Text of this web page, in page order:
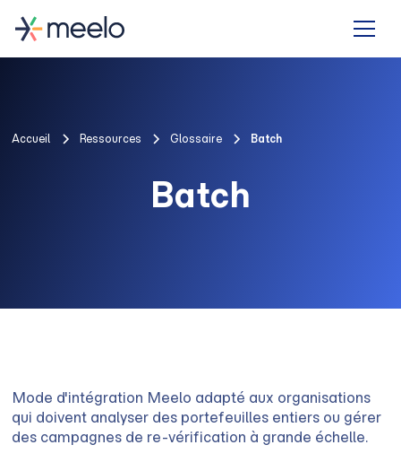
Accueil Ressources Glossaire Batch
Batch
Mode d'intégration Meelo adapté aux organisations
qui doivent analyser des portefeuilles entiers ou gérer
des campagnes de re-vérification à grande échelle.